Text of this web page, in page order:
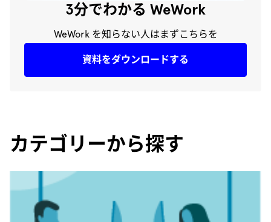
3分でわかる WeWork
WeWork を知らない人はまずこちらを
資料をダウンロードする
カテゴリーから探す